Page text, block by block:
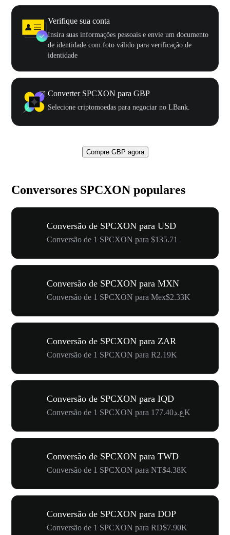
Verifique sua conta
Insira suas informações pessoais e envie um documento
de identidade com foto válido para verificação de
identidade
Converter SPCXON para GBP
Selecione criptomoedas para negociar no LBank.
Compre GBP agora
Conversores SPCXON populares
Conversão de SPCXON para USD
Conversão de 1 SPCXON para $135.71
Conversão de SPCXON para MXN
Conversão de 1 SPCXON para Mex$2.33K
Conversão de SPCXON para ZAR
Conversão de 1 SPCXON para R2.19K
Conversão de SPCXON para IQD
Conversão de 1 SPCXON para ع.د177.40K
Conversão de SPCXON para TWD
Conversão de 1 SPCXON para NT$4.38K
Conversão de SPCXON para DOP
Conversão de 1 SPCXON para RD$7.90K